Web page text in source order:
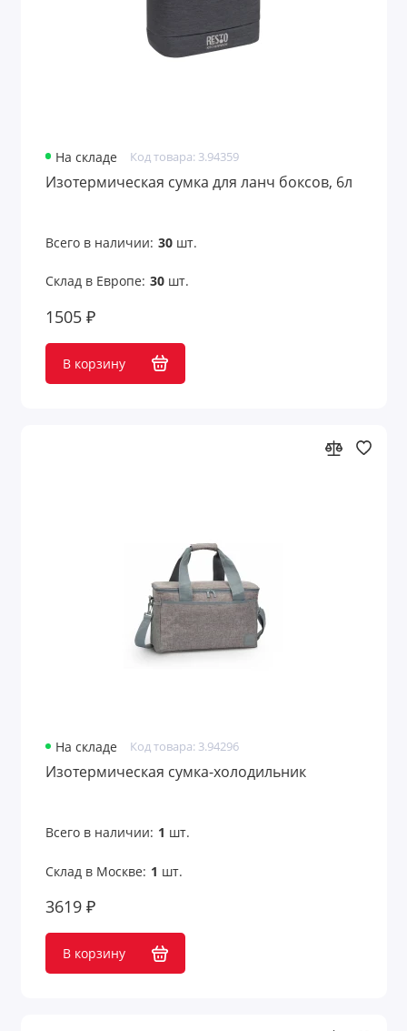
На складе Код товара: 3.94359
Изотермическая сумка для ланч боксов, 6л
Всего в наличии: 30шт.
Склад в Европе: 30шт.
1505 ₽
В корзину
На складе Код товара: 3.94296
Изотермическая сумка-холодильник
Всего в наличии: 1 шт.
Склад в Москве: 1 шт.
3619 ₽
В корзину